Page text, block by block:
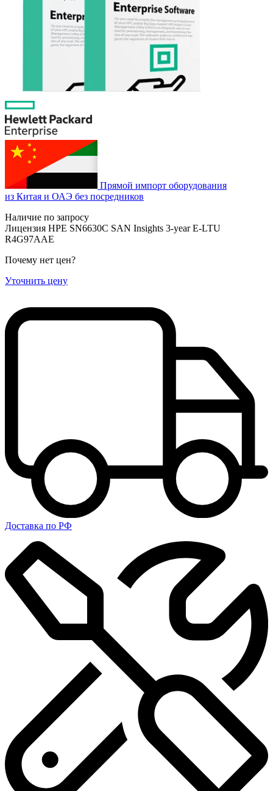
Прямой импорт оборудования
из Китая и ОАЭ без посредников
Наличие по запросу
Лицензия HPE SN6630C SAN Insights 3‑year E‑LTU
R4G97AAE
Почему нет цен?
Уточнить цену
Доставка по РФ